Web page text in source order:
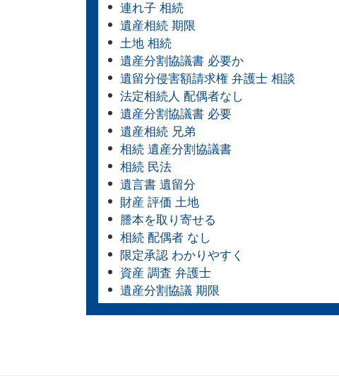
連れ子 相続
遺産相続 期限
土地 相続
遺産分割協議書 必要か
遺留分侵害額請求権 弁護士 相談
法定相続人 配偶者なし
遺産分割協議書 必要
遺産相続 兄弟
相続 遺産分割協議書
相続 民法
遺言書 遺留分
財産 評価 土地
謄本を取り寄せる
相続 配偶者 なし
限定承認 わかりやすく
資産 調査 弁護士
遺産分割協議 期限